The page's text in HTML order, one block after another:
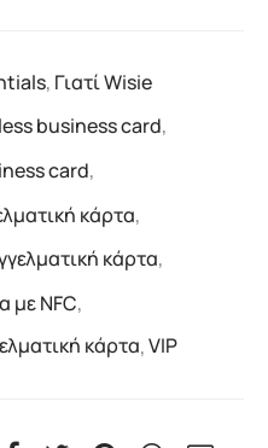
, Γιατί Wisie
business card,
card,
κάρτα,
κάρτα,
με NFC,
κάρτα,VIP